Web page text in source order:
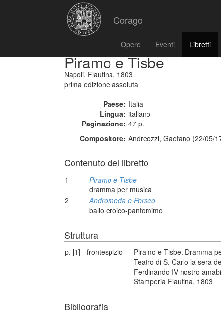
Corago
Opere Eventi Libretti
Piramo e Tisbe
Napoli, Flautina, 1803
prima edizione assoluta
Paese: Italia
Lingua: italiano
Paginazione: 47 p.
Compositore: Andreozzi, Gaetano (22/05/
Contenuto del libretto
1
Piramo e Tisbe
dramma per musica
2
Andromeda e Perseo
ballo eroico-pantomimo
Struttura
p. [1] - frontespizio
Piramo e Tisbe. Dramma
Teatro di S. Carlo la sera
Ferdinando IV nostro
Stamperia Flautina, 1803
Bibliografia